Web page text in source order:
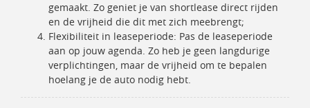
gemaakt. Zo geniet je van shortlease direct rijden
en de vrijheid die dit met zich meebrengt;
Flexibiliteit in leaseperiode: Pas de leaseperiode
aan op jouw agenda. Zo heb je geen langdurige
verplichtingen, maar de vrijheid om te bepalen
hoelang je de auto nodig hebt.